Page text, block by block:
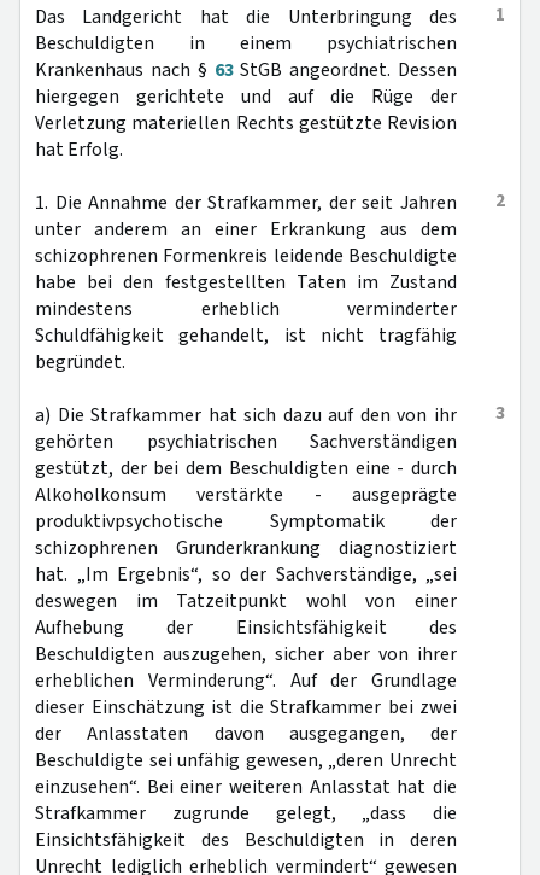
1
Das Landgericht hat die Unterbringung des
Beschuldigten in einem psychiatrischen
Krankenhaus nach § 63StGB angeordnet. Dessen
hiergegen gerichtete und auf die Rüge der
Verletzung materiellen Rechts gestützte Revision
hat Erfolg.
2
1. Die Annahme der Strafkammer, der seit Jahren
unter anderem an einer Erkrankung aus dem
schizophrenen Formenkreis leidende Beschuldigte
habe bei den festgestellten Taten im Zustand
mindestens erheblich verminderter
Schuldfähigkeit gehandelt, ist nicht tragfähig
begründet.
3
a) Die Strafkammer hat sich dazu auf den von ihr
gehörten psychiatrischen Sachverständigen
gestützt, der bei dem Beschuldigten eine - durch
Alkoholkonsum verstärkte - ausgeprägte
produktivpsychotische Symptomatik der
schizophrenen Grunderkrankung diagnostiziert
hat. „Im Ergebnis“, so der Sachverständige, „sei
deswegen im Tatzeitpunkt wohl von einer
Aufhebung der Einsichtsfähigkeit des
Beschuldigten auszugehen, sicher aber von ihrer
erheblichen Verminderung“. Auf der Grundlage
dieser Einschätzung ist die Strafkammer bei zwei
der Anlasstaten davon ausgegangen, der
Beschuldigte sei unfähig gewesen, „deren Unrecht
einzusehen“. Bei einer weiteren Anlasstat hat die
Strafkammer zugrunde gelegt, „dass die
Einsichtsfähigkeit des Beschuldigten in deren
Unrecht lediglich erheblich vermindert“ gewesen